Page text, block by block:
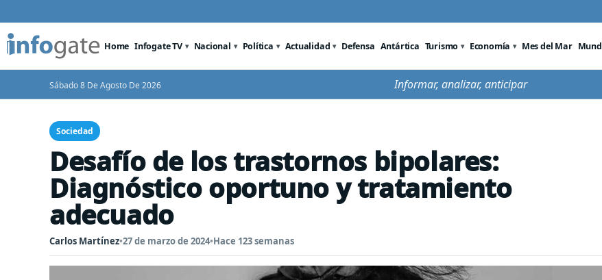
Home Infogate TV Nacional Política Actualidad Defensa Antártica Turismo Economía Mes del Mar
Sábado 8 De Agosto De 2026 Informar, analizar, anticipar
Sociedad
Desafío de los trastornos bipolares:
Diagnóstico oportuno y tratamiento
adecuado
Carlos Martínez•27 de marzo de 2024•Hace 123 semanas